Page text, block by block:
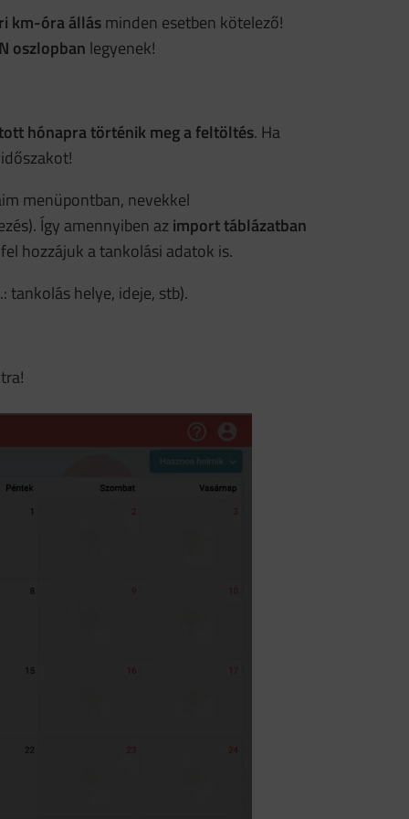
km-óra állásminden esetben kötelező!
oszlopban legyenek!
hónapra történik meg a feltöltés. Ha
menüpontban, nevekkel
Így amennyiben azimport táblázatban
hozzájuk a tankolási adatok is.
helye, ideje, stb).